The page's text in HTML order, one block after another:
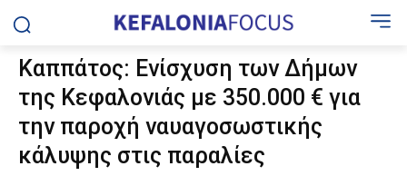
Καππάτος: Ενίσχυση των Δήμων
της Κεφαλονιάς με 350.000 € για
την παροχή ναυαγοσωστικής
κάλυψης στις παραλίες